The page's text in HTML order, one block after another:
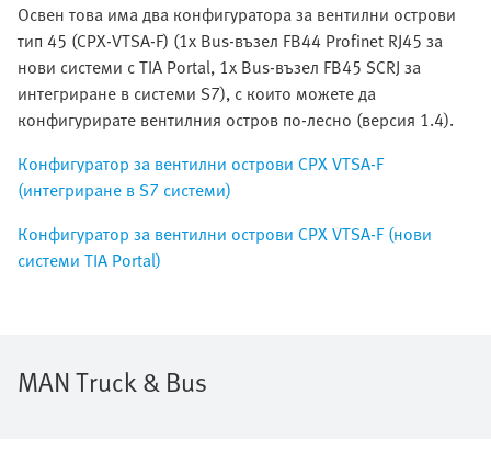
Освен това има два конфигуратора за вентилни острови
тип 45 (CPX-VTSA-F) (1x Bus-възел FB44 Profinet RJ45 за
нови системи с TIA Portal, 1x Bus-възел FB45 SCRJ за
интегриране в системи S7), с които можете да
конфигурирате вентилния остров по-лесно (версия 1.4).
Конфигуратор за вентилни острови CPX VTSA-F
(интегриране в S7 системи)
Конфигуратор за вентилни острови CPX VTSA-F (нови
системи TIA Portal)
MAN Truck & Bus